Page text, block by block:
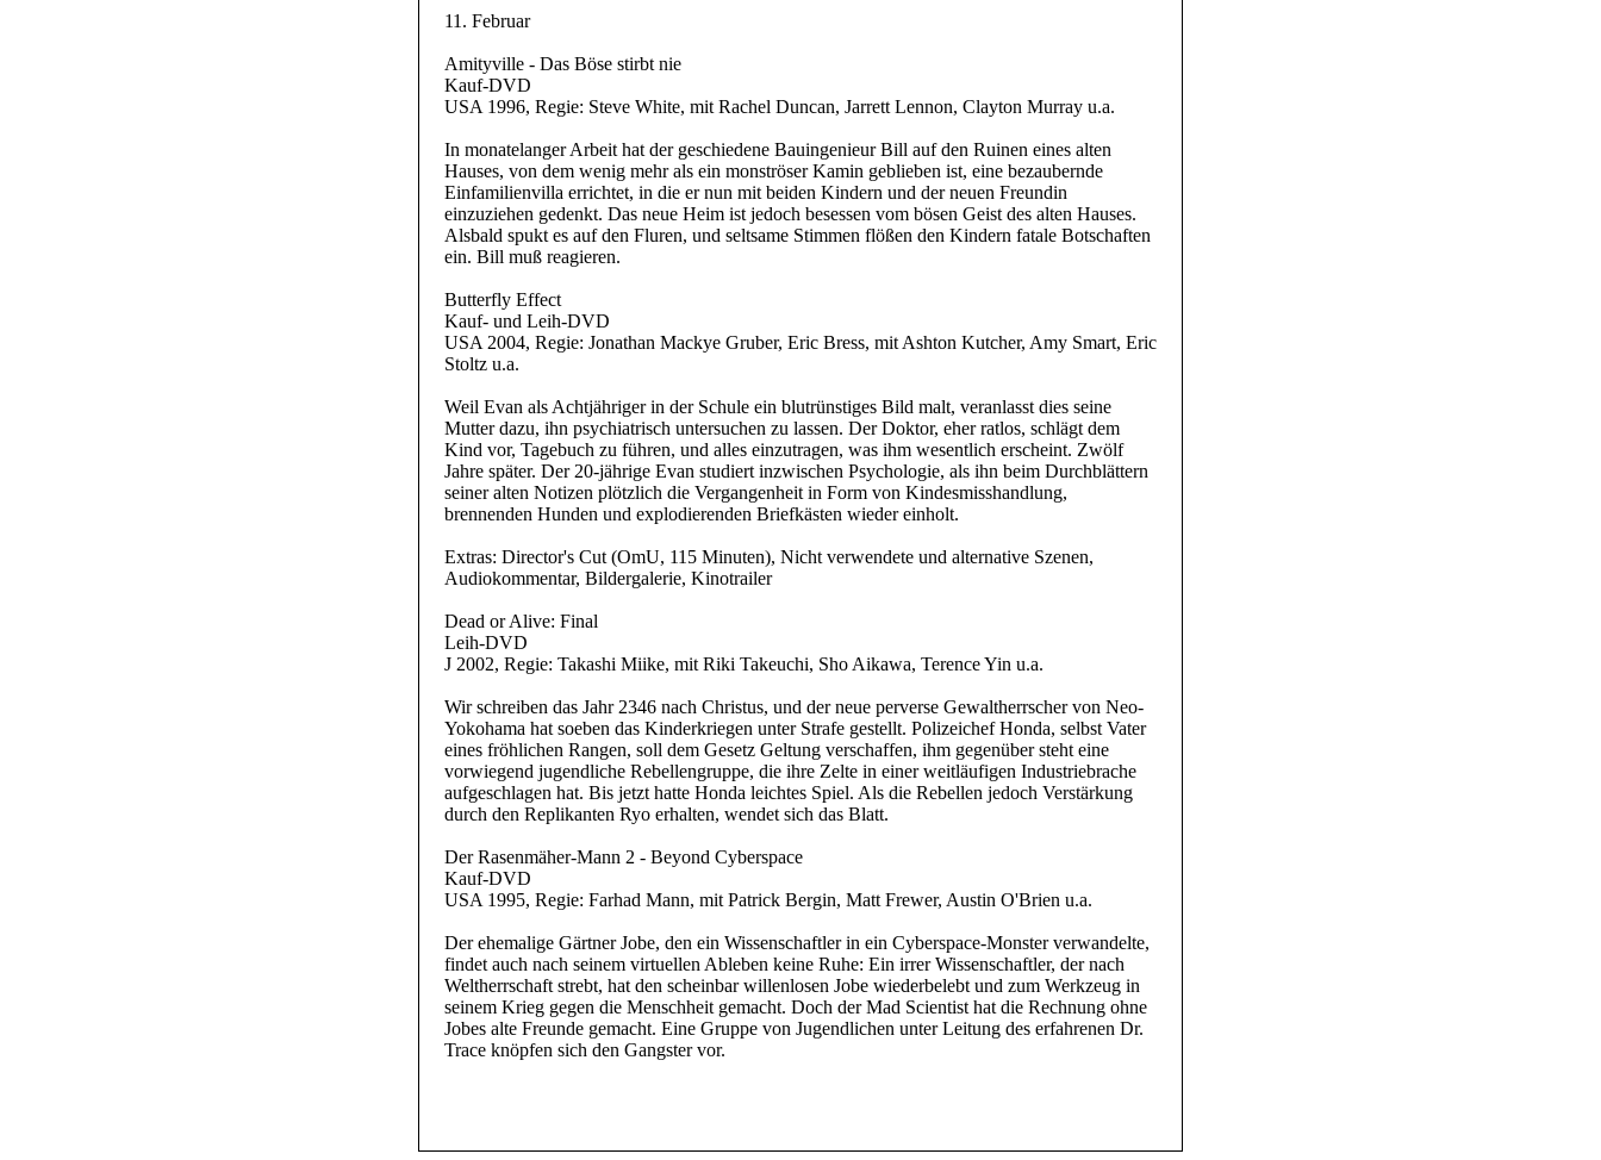
11. Februar
Amityville - Das Böse stirbt nie
Kauf-DVD
USA 1996, Regie: Steve White, mit Rachel Duncan, Jarrett Lennon, Clayton Murray u.a.
In monatelanger Arbeit hat der geschiedene Bauingenieur Bill auf den Ruinen eines alten
Hauses, von dem wenig mehr als ein monströser Kamin geblieben ist, eine bezaubernde
Einfamilienvilla errichtet, in die er nun mit beiden Kindern und der neuen Freundin
einzuziehen gedenkt. Das neue Heim ist jedoch besessen vom bösen Geist des alten Hauses.
Alsbald spukt es auf den Fluren, und seltsame Stimmen flößen den Kindern fatale Botschaften
ein. Bill muß reagieren.
Butterfly Effect
Kauf- und Leih-DVD
USA 2004, Regie: Jonathan Mackye Gruber, Eric Bress, mit Ashton Kutcher, Amy Smart, Eric
Stoltz u.a.
Weil Evan als Achtjähriger in der Schule ein blutrünstiges Bild malt, veranlasst dies seine
Mutter dazu, ihn psychiatrisch untersuchen zu lassen. Der Doktor, eher ratlos, schlägt dem
Kind vor, Tagebuch zu führen, und alles einzutragen, was ihm wesentlich erscheint. Zwölf
Jahre später. Der 20-jährige Evan studiert inzwischen Psychologie, als ihn beim Durchblättern
seiner alten Notizen plötzlich die Vergangenheit in Form von Kindesmisshandlung,
brennenden Hunden und explodierenden Briefkästen wieder einholt.
Extras: Director's Cut (OmU, 115 Minuten), Nicht verwendete und alternative Szenen,
Audiokommentar, Bildergalerie, Kinotrailer
Dead or Alive: Final
Leih-DVD
J 2002, Regie: Takashi Miike, mit Riki Takeuchi, Sho Aikawa, Terence Yin u.a.
Wir schreiben das Jahr 2346 nach Christus, und der neue perverse Gewaltherrscher von Neo-
Yokohama hat soeben das Kinderkriegen unter Strafe gestellt. Polizeichef Honda, selbst Vater
eines fröhlichen Rangen, soll dem Gesetz Geltung verschaffen, ihm gegenüber steht eine
vorwiegend jugendliche Rebellengruppe, die ihre Zelte in einer weitläufigen Industriebrache
aufgeschlagen hat. Bis jetzt hatte Honda leichtes Spiel. Als die Rebellen jedoch Verstärkung
durch den Replikanten Ryo erhalten, wendet sich das Blatt.
Der Rasenmäher-Mann 2 - Beyond Cyberspace
Kauf-DVD
USA 1995, Regie: Farhad Mann, mit Patrick Bergin, Matt Frewer, Austin O'Brien u.a.
Der ehemalige Gärtner Jobe, den ein Wissenschaftler in ein Cyberspace-Monster verwandelte,
findet auch nach seinem virtuellen Ableben keine Ruhe: Ein irrer Wissenschaftler, der nach
Weltherrschaft strebt, hat den scheinbar willenlosen Jobe wiederbelebt und zum Werkzeug in
seinem Krieg gegen die Menschheit gemacht. Doch der Mad Scientist hat die Rechnung ohne
Jobes alte Freunde gemacht. Eine Gruppe von Jugendlichen unter Leitung des erfahrenen Dr.
Trace knöpfen sich den Gangster vor.